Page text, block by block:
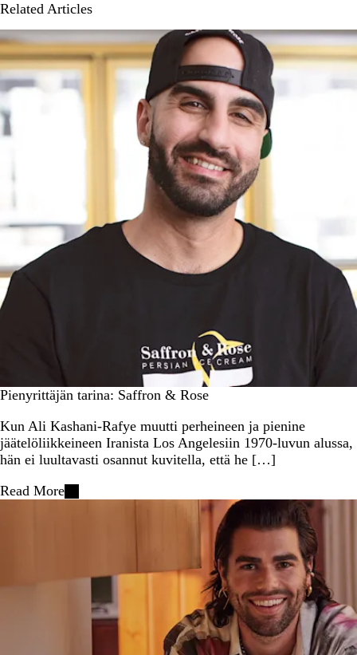
Related Articles
Pienyrittäjän tarina: Saffron & Rose
Kun Ali Kashani-Rafye muutti perheineen ja pienine
jäätelöliikkeineen Iranista Los Angelesiin 1970-luvun alussa,
hän ei luultavasti osannut kuvitella, että he […]
Read More